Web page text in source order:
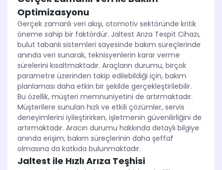
Optimizasyonu
Gerçek zamanlı veri akışı, otomotiv sektöründe kritik
öneme sahip bir faktördür. Jaltest Arıza Tespit Cihazı,
bulut tabanlı sistemleri sayesinde bakım süreçlerinde
anında veri sunarak, teknisyenlerin karar verme
sürelerini kısaltmaktadır. Araçların durumu, birçok
parametre üzerinden takip edilebildiği için, bakım
planlaması daha etkin bir şekilde gerçekleştirilebilir.
Bu özellik, müşteri memnuniyetini de artırmaktadır.
Müşterilere sunulan hızlı ve etkili çözümler, servis
deneyimlerini iyileştirirken, işletmenin güvenilirliğini de
artırmaktadır. Aracın durumu hakkında detaylı bilgiye
anında erişim, bakım süreçlerinin daha şeffaf
olmasına da katkıda bulunmaktadır.
Jaltest ile Hızlı Arıza Teşhisi